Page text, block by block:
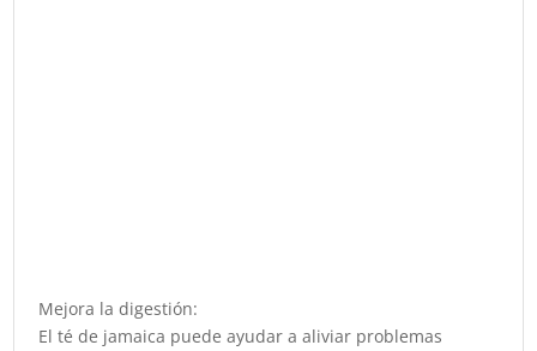
Mejora la digestión:
El té de jamaica puede ayudar a aliviar problemas